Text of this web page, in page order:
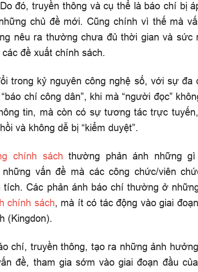
đó, truyền thông và cụ thể là báo chí bị
chủ đề mới. Cũng chính vì thế mà
nêu ra thường chưa đủ thời gian và sức
đề xuất chính sách.
trong kỷ nguyên công nghệ số, với sự đa
chí công dân”, khi mà “người đọc”
tin, mà còn có sự tương tác trực
và không dễ bị “kiểm duyệt”.
chính sách thường phản ánh những gì
vấn đề mà các công chức/viên
tích. Các phản ánh báo chí thường ở
chính sách, mà ít có tác động vào giai
(Kingdon).
chí, truyền thông, tạo ra những ảnh
đề, tham gia sớm vào giai đoạn đầu